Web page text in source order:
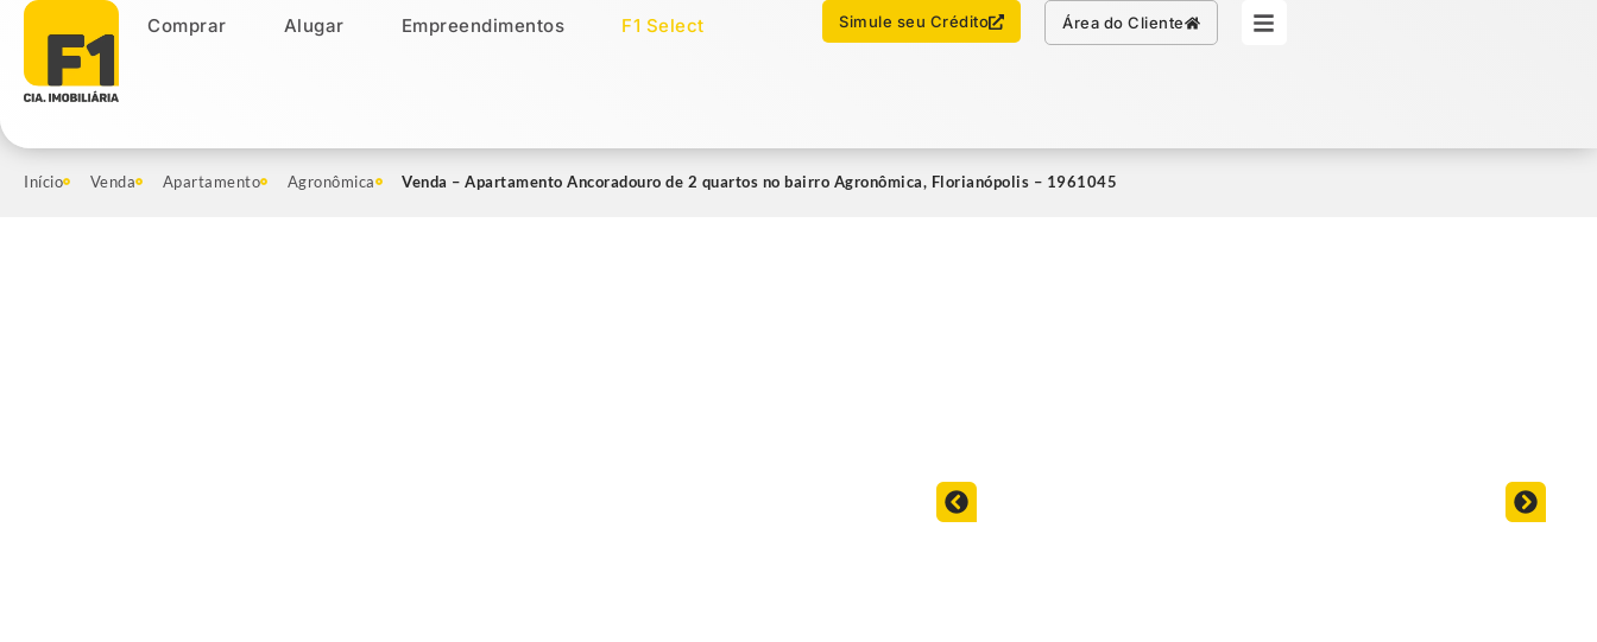
Comprar Alugar Empreendimentos F1 Select Simule seu Crédito Área do Cliente
Comprar Alugar Empreendimentos Imóveis Select
Chamar no WhatsApp Simule seu Crédito
Início Venda Apartamento Agronômica Venda – Apartamento Ancoradouro de 2 quartos no bairro Agronômica, Florianópolis – 1961045